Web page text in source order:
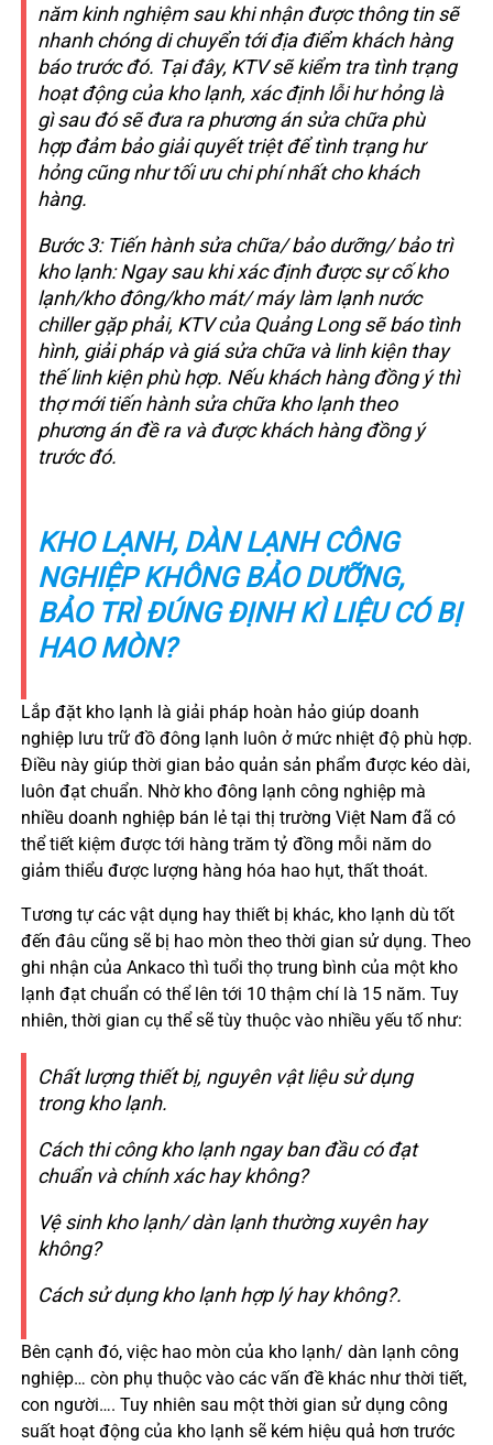
năm kinh nghiệm sau khi nhận được thông tin sẽ
nhanh chóng di chuyển tới địa điểm khách hàng
báo trước đó. Tại đây, KTV sẽ kiểm tra tình trạng
hoạt động của kho lạnh, xác định lỗi hư hỏng là
gì sau đó sẽ đưa ra phương án sửa chữa phù
hợp đảm bảo giải quyết triệt để tình trạng hư
hỏng cũng như tối ưu chi phí nhất cho khách
hàng.
Bước 3: Tiến hành sửa chữa/ bảo dưỡng/ bảo trì
kho lạnh:Ngay sau khi xác định được sự cố kho
lạnh/kho đông/kho mát/ máy làm lạnh nước
chiller gặp phải, KTV của Quảng Long sẽ báo tình
hình, giải pháp và giá sửa chữa và linh kiện thay
thế linh kiện phù hợp. Nếu khách hàng đồng ý thì
thợ mới tiến hành sửa chữa kho lạnh theo
phương án đề ra và được khách hàng đồng ý
trước đó.
KHO LẠNH, DÀN LẠNH CÔNG
NGHIỆP KHÔNG BẢO DƯỠNG,
BẢO TRÌ ĐÚNG ĐỊNH KÌ LIỆU CÓ BỊ
HAO MÒN?
Lắp đặt kho lạnh là giải pháp hoàn hảo giúp doanh
nghiệp lưu trữ đồ đông lạnh luôn ở mức nhiệt độ phù hợp.
Điều này giúp thời gian bảo quản sản phẩm được kéo dài,
luôn đạt chuẩn. Nhờ kho đông lạnh công nghiệp mà
nhiều doanh nghiệp bán lẻ tại thị trường Việt Nam đã có
thể tiết kiệm được tới hàng trăm tỷ đồng mỗi năm do
giảm thiểu được lượng hàng hóa hao hụt, thất thoát.
Tương tự các vật dụng hay thiết bị khác, kho lạnh dù tốt
đến đâu cũng sẽ bị hao mòn theo thời gian sử dụng. Theo
ghi nhận của Ankaco thì tuổi thọ trung bình của một kho
lạnh đạt chuẩn có thể lên tới 10 thậm chí là 15 năm. Tuy
nhiên, thời gian cụ thể sẽ tùy thuộc vào nhiều yếu tố như:
Chất lượng thiết bị, nguyên vật liệu sử dụng
trong kho lạnh.
Cách thi công kho lạnh ngay ban đầu có đạt
chuẩn và chính xác hay không?
Vệ sinh kho lạnh/ dàn lạnh thường xuyên hay
không?
Cách sử dụng kho lạnh hợp lý hay không?.
Bên cạnh đó, việc hao mòn của kho lạnh/ dàn lạnh công
nghiệp… còn phụ thuộc vào các vấn đề khác như thời tiết,
con người…. Tuy nhiên sau một thời gian sử dụng công
suất hoạt động của kho lạnh sẽ kém hiệu quả hơn trước